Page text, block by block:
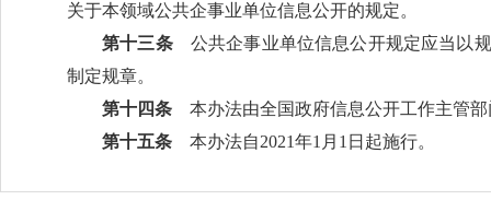
关于本领域公共企事业单位信息公开的规定。
第十三条公共企事业单位信息公开规定应当以规
制定规章。
第十四条 本办法由全国政府信息公开工作主管部
第十五条 本办法自2021年1月1日起施行。